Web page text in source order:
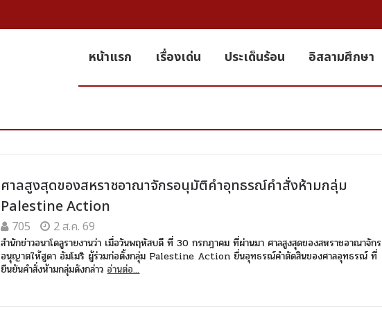
หน้าแรก เรื่องเด่น ประเด็นร้อน อิสลามศึกษา
ศาลสูงสุดของสหราชอาณาจักรอนุมัติคำอุทธรณ์คำสั่งห้ามกลุ่ม
Palestine Action
705 2 ส.ค. 69
สำนักข่าวอนาโดลูรายงานว่า เมื่อวันพฤหัสบดี ที่ 30 กรกฎาคม ที่ผ่านมา ศาลสูงสุดของสหราชอาณาจักร
อนุญาตให้ฮูดา อัมโมริ ผู้ร่วมก่อตั้งกลุ่ม Palestine Action ยื่นอุทธรณ์คำตัดสินของศาลอุทธรณ์ ที่
ยืนยันคำสั่งห้ามกลุ่มดังกล่าว อ่านต่อ...